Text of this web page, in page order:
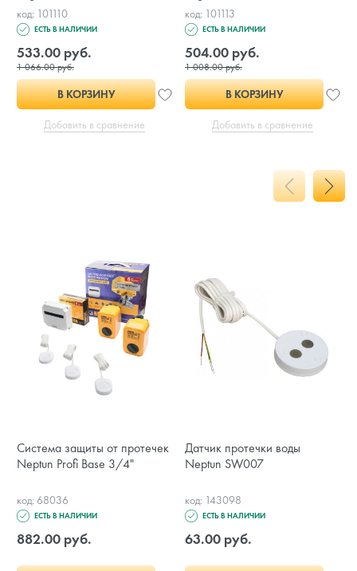
код: 101110
ЕСТЬ В НАЛИЧИИ
533.00 руб.
1 066.00 руб.
В КОРЗИНУ
Добавить в сравнение
код: 101113
ЕСТЬ В НАЛИЧИИ
504.00 руб.
1 008.00 руб.
В КОРЗИНУ
Добавить в сравнение
Система защиты от протечек
Neptun Profi Base 3/4"
код: 68036
ЕСТЬ В НАЛИЧИИ
882.00 руб.
Датчик протечки воды
Neptun SW007
код: 143098
ЕСТЬ В НАЛИЧИИ
63.00 руб.